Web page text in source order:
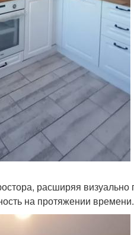
расширяя
на протяжении времени.